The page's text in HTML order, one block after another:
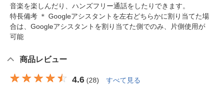
音楽を楽しんだり、ハンズフリー通話をしたりできます。
特長備考 ＊ Googleアシスタントを左右どちらかに割り当てた場
合は、Googleアシスタントを割り当てた側でのみ、片側使用が
可能
商品レビュー
4.6 (28) すべて見る